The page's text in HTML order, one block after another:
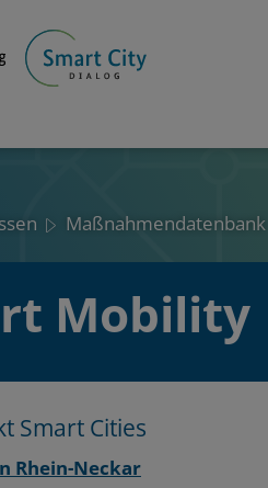
Maßnahmendatenbank
Mobility
Smart Cities
Rhein-Neckar